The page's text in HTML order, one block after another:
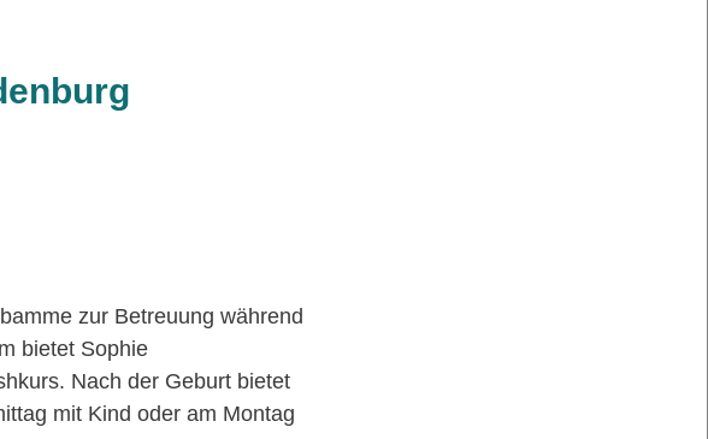
zur Betreuung während
bietet Sophie
Nach der Geburt bietet
mit Kind oder am Montag